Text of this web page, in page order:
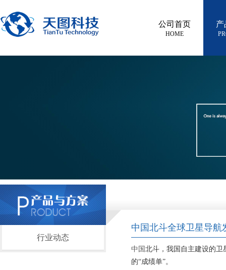
公司首页
HOME
产
行业动态
中国北斗全球卫星导航
中国 北斗，我国自主建设的卫
的“成绩单”。